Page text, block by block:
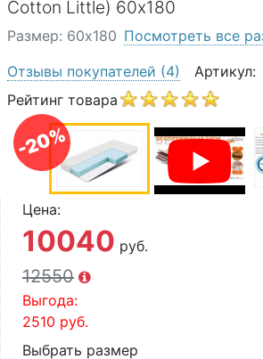
Open submenu (Детские
Детские матрасы
Open submenu (Детские
Детские кровати
Open submenu (Шкафы)
Шкафы
О компании
Контакты
Доставка по городу
Cotton Little) 60х180
-20%
Размер: 60х180 Посмотреть все
Отзывы покупателей (4) Артикул:
Рейтинг товара
Цена:
10040 руб.
12550
Выгода:
2510 руб.
Выбрать размер